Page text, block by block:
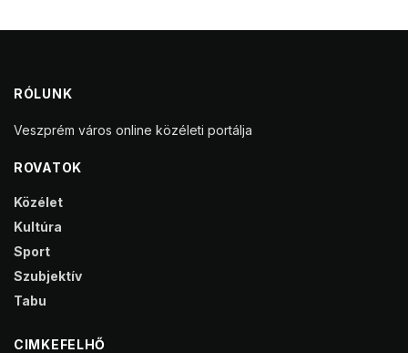
RÓLUNK
Veszprém város online közéleti portálja
ROVATOK
Közélet
Kultúra
Sport
Szubjektív
Tabu
CIMKEFELHŐ